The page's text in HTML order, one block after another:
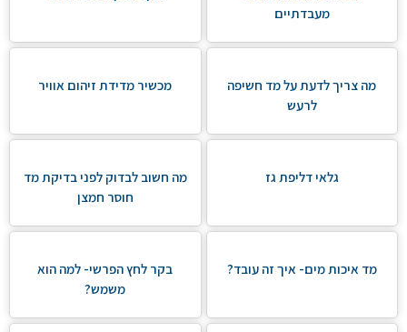
מעבדתיים
מה צריך לדעת על מד חשיפה
לרעש
מכשיר מדידת זיהום אוויר
גלאי דליפת גז
מה חשוב לבדוק לפני בדיקת מד
חוסר חמצן
מד איכות מים- איך זה עובד?
בקר לחץ הפרשי- למה הוא
משמש?